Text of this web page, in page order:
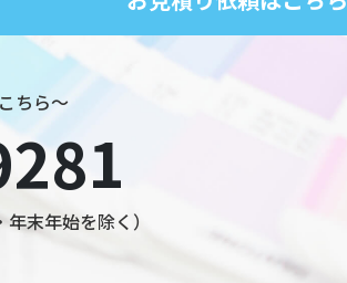
ちら～
末年始を除く）